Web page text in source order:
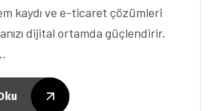
kaydı ve e-ticaret çözümleri
dijital ortamda güçlendirir.